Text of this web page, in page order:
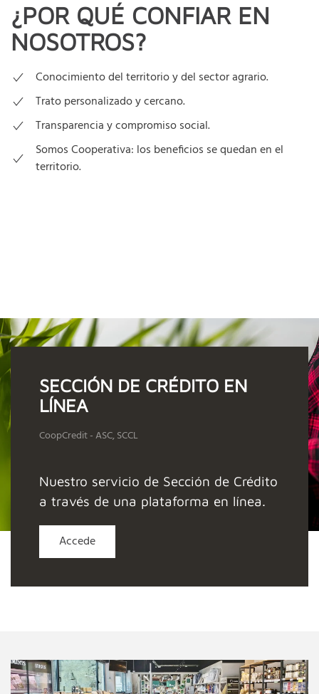
¿POR QUÉ CONFIAR EN
NOSOTROS?
Conocimiento del territorio y del sector agrario.
Trato personalizado y cercano.
Transparencia y compromiso social.
Somos Cooperativa: los beneficios se quedan en el
territorio.
SECCIÓN DE CRÉDITO EN
LÍNEA
CoopCredit - ASC, SCCL
Nuestro servicio de Sección de Crédito
a través de una plataforma en línea.
Accede